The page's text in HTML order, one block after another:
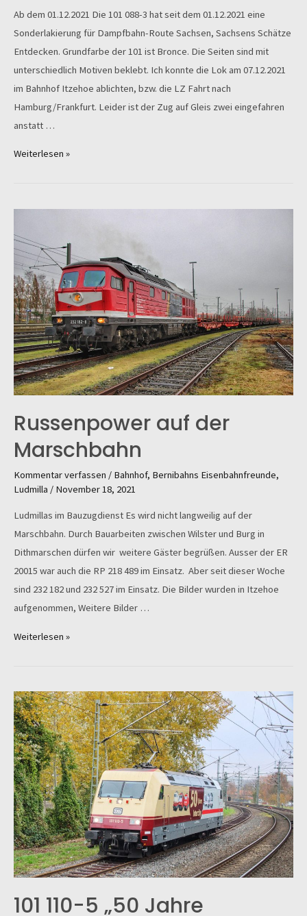
Ab dem 01.12.2021 Die 101 088-3 hat seit dem 01.12.2021 eine
Sonderlakierung für Dampfbahn-Route Sachsen, Sachsens Schätze
Entdecken. Grundfarbe der 101 ist Bronce. Die Seiten sind mit
unterschiedlich Motiven beklebt. Ich konnte die Lok am 07.12.2021
im Bahnhof Itzehoe ablichten, bzw. die LZ Fahrt nach
Hamburg/Frankfurt. Leider ist der Zug auf Gleis zwei eingefahren
anstatt …
Neue
101
Weiterlesen »
Russenpower auf der
Marschbahn
Kommentar verfassen / Bahnhof, Bernibahns Eisenbahnfreunde,
Ludmilla / November 18, 2021
Ludmillas im Bauzugdienst Es wird nicht langweilig auf der
Marschbahn. Durch Bauarbeiten zwischen Wilster und Burg in
Dithmarschen dürfen wir weitere Gäster begrüßen. Ausser der ER
20015 war auch die RP 218 489 im Einsatz. Aber seit dieser Woche
sind 232 182 und 232 527 im Einsatz. Die Bilder wurden in Itzehoe
aufgenommen, Weitere Bilder …
Russenpower
Marschbahn
Weiterlesen »
101 110-5 „50 Jahre